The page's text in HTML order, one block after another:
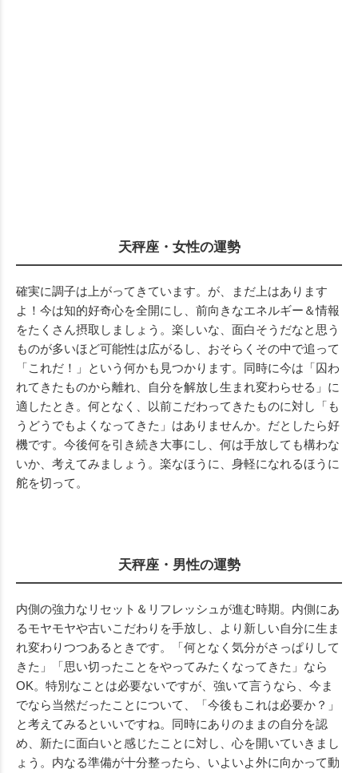
天秤座・女性の運勢
確実に調子は上がってきています。が、まだ上はあります
よ！今は知的好奇心を全開にし、前向きなエネルギー＆情報
をたくさん摂取しましょう。楽しいな、面白そうだなと思う
ものが多いほど可能性は広がるし、おそらくその中で追って
「これだ！」という何かも見つかります。同時に今は「囚わ
れてきたものから離れ、自分を解放し生まれ変わらせる」に
適したとき。何となく、以前こだわってきたものに対し「も
うどうでもよくなってきた」はありませんか。だとしたら好
機です。今後何を引き続き大事にし、何は手放しても構わな
いか、考えてみましょう。楽なほうに、身軽になれるほうに
舵を切って。
天秤座・男性の運勢
内側の強力なリセット＆リフレッシュが進む時期。内側にあ
るモヤモヤや古いこだわりを手放し、より新しい自分に生ま
れ変わりつつあるときです。「何となく気分がさっぱりして
きた」「思い切ったことをやってみたくなってきた」なら
OK。特別なことは必要ないですが、強いて言うなら、今ま
でなら当然だったことについて、「今後もこれは必要か？」
と考えてみるといいですね。同時にありのままの自分を認
め、新たに面白いと感じたことに対し、心を開いていきまし
ょう。内なる準備が十分整ったら、いよいよ外に向かって動